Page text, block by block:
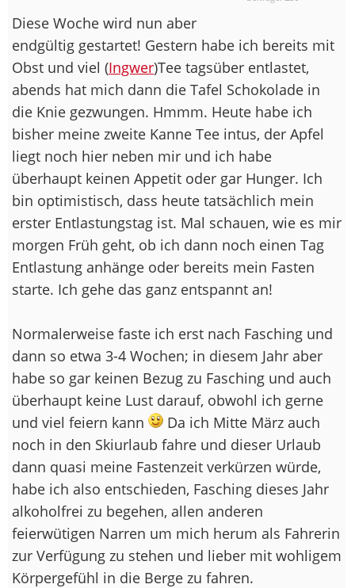
Diese Woche wird nun aber
endgültig gestartet! Gestern habe ich bereits mit
Obst und viel (Ingwer)Tee tagsüber entlastet,
abends hat mich dann die Tafel Schokolade in
die Knie gezwungen. Hmmm. Heute habe ich
bisher meine zweite Kanne Tee intus, der Apfel
liegt noch hier neben mir und ich habe
überhaupt keinen Appetit oder gar Hunger. Ich
bin optimistisch, dass heute tatsächlich mein
erster Entlastungstag ist. Mal schauen, wie es mir
morgen Früh geht, ob ich dann noch einen Tag
Entlastung anhänge oder bereits mein Fasten
starte. Ich gehe das ganz entspannt an!
Normalerweise faste ich erst nach Fasching und
dann so etwa 3-4 Wochen; in diesem Jahr aber
habe so gar keinen Bezug zu Fasching und auch
überhaupt keine Lust darauf, obwohl ich gerne
und viel feiern kann
Da ich Mitte März auch
noch in den Skiurlaub fahre und dieser Urlaub
dann quasi meine Fastenzeit verkürzen würde,
habe ich also entschieden, Fasching dieses Jahr
alkoholfrei zu begehen, allen anderen
feierwütigen Narren um mich herum als Fahrerin
zur Verfügung zu stehen und lieber mit wohligem
Körpergefühl in die Berge zu fahren.